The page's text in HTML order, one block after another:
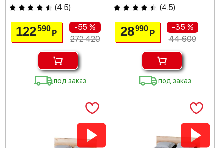
(4.5)
122590Р
-55 %
272 420
под заказ
(4.5)
28990 Р
-35 %
44 600
под заказ